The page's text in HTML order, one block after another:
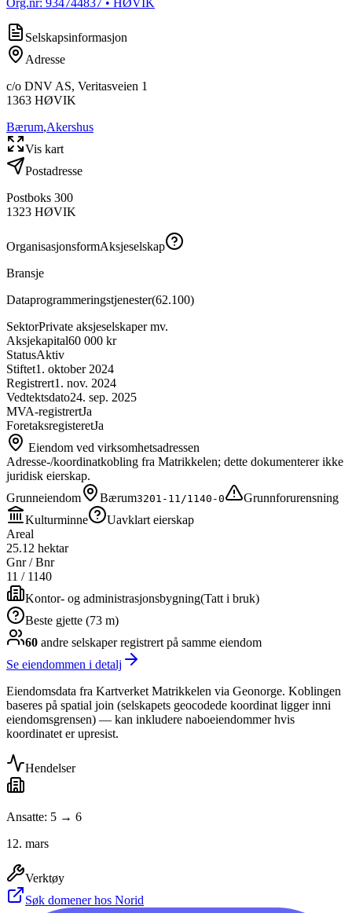
Org.nr: 934744837 • HØVIK
Selskapsinformasjon
Adresse
c/o DNV AS, Veritasveien 1
1363 HØVIK
Bærum,Akershus
Vis kart
Postadresse
Postboks 300
1323 HØVIK
OrganisasjonsformAksjeselskap
Bransje
Dataprogrammeringstjenester(62.100)
SektorPrivate aksjeselskaper mv.
Aksjekapital60 000 kr
StatusAktiv
Stiftet1. oktober 2024
Registrert1. nov. 2024
Vedtektsdato24. sep. 2025
MVA-registrertJa
ForetaksregisteretJa
Eiendom ved virksomhetsadressen
Adresse-/koordinatkobling fra Matrikkelen; dette dokumenterer ikke
juridisk eierskap.
Grunneiendom
Bærum3201-11/1140-0
Grunnforurensning
Kulturminne
Uavklart eierskap
Areal
25.12 hektar
Gnr / Bnr
11 / 1140
Kontor- og administrasjonsbygning(Tatt i bruk)
Beste gjette (73 m)
60 andre selskaperregistrert på samme eiendom
Se eiendommen i detalj
Eiendomsdata fra Kartverket Matrikkelen via Geonorge. Koblingen
baseres på spatial join (selskapets geocodede koordinat ligger inni
eiendomsgrensen) — kan inkludere naboeiendommer hvis
koordinatet er upresist.
Hendelser
Ansatte: 5 → 6
12. mars
Verktøy
Søk domener hos Norid